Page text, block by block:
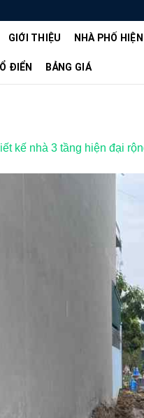
GIỚI THIỆU NHÀ PHỐ
ĐIỂN BẢNG GIÁ
kế nhà 3 tầng hiện đại